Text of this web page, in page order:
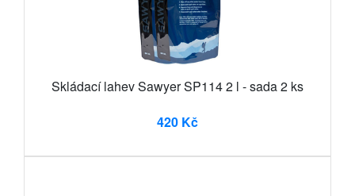
Skládací lahev Sawyer SP114 2 l - sada 2 ks
420 Kč